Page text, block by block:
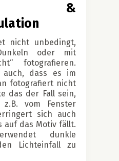
&
nicht unbedingt,
oder mit
fotografieren.
dass es im
fotografiert nicht
das der Fall sein,
vom Fenster
sich auch
auf das Motiv fällt.
dunkle
Lichteinfall zu